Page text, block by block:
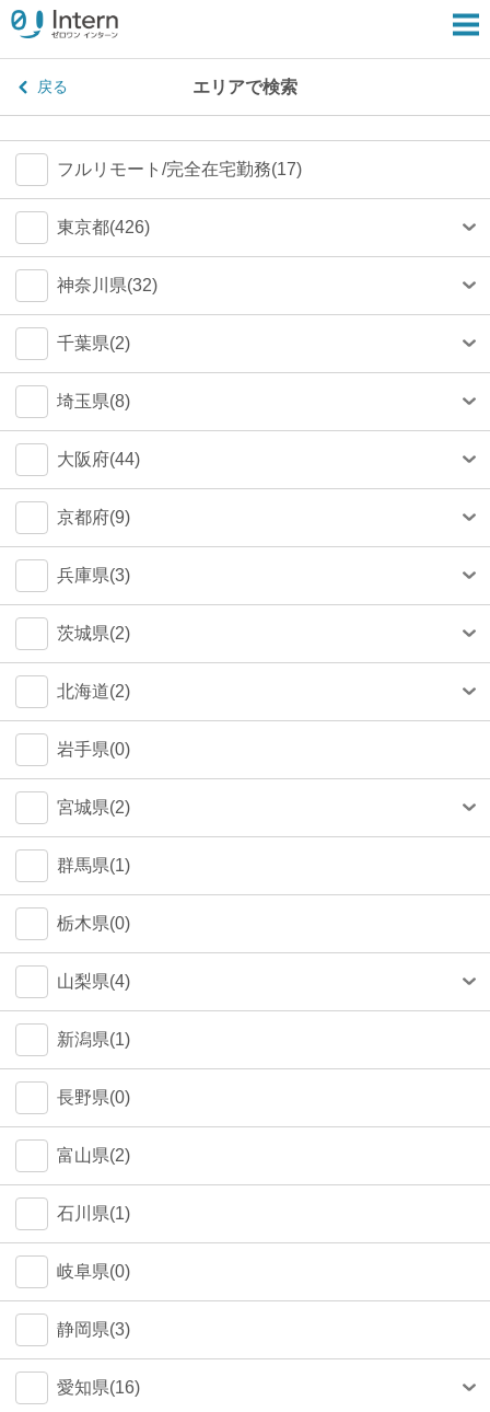
戻る エリアで検索
フルリモート/完全在宅勤務(17)
東京都(426)
港区(80)
渋谷区(77)
新宿区(67)
千代田区(55)
中央区(50)
品川区(30)
豊島区(14)
目黒区(14)
文京区(12)
世田谷区(7)
台東区(5)
荒川区(0)
神奈川県(32)
横浜市(24)
川崎市(4)
鎌倉市(1)
大和市(0)
千葉県(2)
船橋市(0)
千葉市(0)
埼玉県(8)
さいたま市(4)
大阪府(44)
大阪市(39)
豊中市(3)
吹田市(1)
京都府(9)
京都市(9)
兵庫県(3)
神戸市(1)
茨城県(2)
つくば市(1)
北海道(2)
札幌市(1)
岩手県(0)
宮城県(2)
仙台市(2)
群馬県(1)
栃木県(0)
山梨県(4)
甲府市(4)
新潟県(1)
長野県(0)
富山県(2)
石川県(1)
岐阜県(0)
静岡県(3)
愛知県(16)